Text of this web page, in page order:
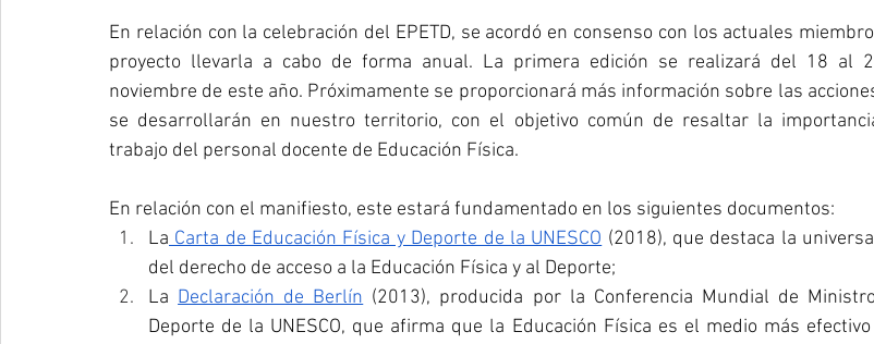
En relación con la celebración del EPETD, se acordó en consenso con los actuales
proyecto llevarla a cabo de forma anual. La primera edición se realizará del 18 al
noviembre de este año. Próximamente se proporcionará más información sobre las
se desarrollarán en nuestro territorio, con el objetivo común de resaltar la
trabajo del personal docente de Educación Física.
En relación con el manifiesto, este estará fundamentado en los siguientes documentos:
La Carta de Educación Física y Deporte de la UNESCO (2018), que destaca la
del derecho de acceso a la Educación Física y al Deporte;
La Declaración de Berlín (2013), producida por la Conferencia Mundial de
Deporte de la UNESCO, que afirma que la Educación Física es el medio más